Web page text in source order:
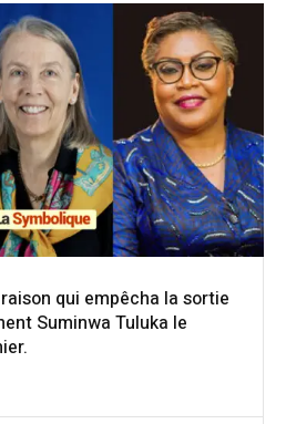
qui empêcha la sortie
Suminwa Tuluka le